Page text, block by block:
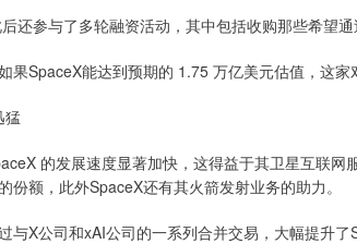
参与了多轮融资活动，其中包括收购那些希望通
SpaceX能达到预期的 1.75 万亿美元估值，这家
的发展速度显著加快，这得益于其卫星互联网
份额，此外SpaceX还有其火箭发射业务的助力。
X公司和xAI公司的一系列合并交易，大幅提升了